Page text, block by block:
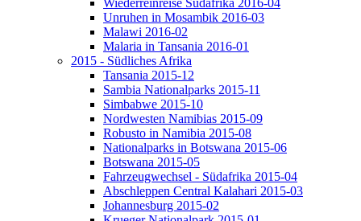
Wiederreinreise Südafrika 2016-04
Unruhen in Mosambik 2016-03
Malawi 2016-02
Malaria in Tansania 2016-01
2015 - Südliches Afrika
Tansania 2015-12
Sambia Nationalparks 2015-11
Simbabwe 2015-10
Nordwesten Namibias 2015-09
Robusto in Namibia 2015-08
Nationalparks in Botswana 2015-06
Botswana 2015-05
Fahrzeugwechsel - Südafrika 2015-04
Abschleppen Central Kalahari 2015-03
Johannesburg 2015-02